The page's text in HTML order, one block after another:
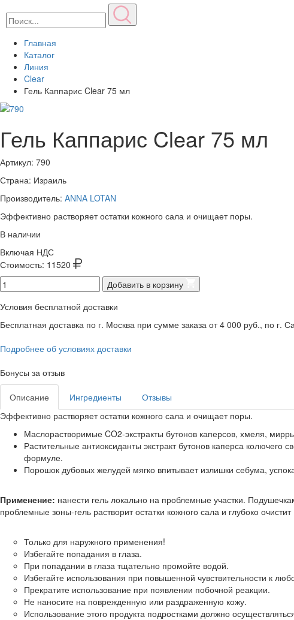
Главная
Каталог
Линия
Clear
Гель Каппарис Clear 75 мл
Гель Каппарис Clear 75 мл
Артикул: 790
Страна: Израиль
Производитель: ANNA LOTAN
Эффективно растворяет остатки кожного сала и очищает поры.
В наличии
Включая НДС
Стоимость: 11520
Добавить в корзину
Условия бесплатной доставки
Бесплатная доставка по г. Москва при сумме заказа от 4 000 руб., по г.
Подробнее об условиях доставки
Бонусы за отзыв
Описание Ингредиенты
Отзывы
Эффективно растворяет остатки кожного сала и очищает поры.
Маслорастворимые CO2-экстракты бутонов каперсов, хмеля,
Растительные антиоксиданты экстракт бутонов каперса
формуле.
Порошок дубовых желудей мягко впитывает излишки себума,
Применение: нанести гель локально на проблемные участки.
проблемные зоны-гель растворит остатки кожного сала и глубоко
Только для наружного применения!
Избегайте попадания в глаза.
При попадании в глаза тщательно промойте водой.
Избегайте использования при повышенной чувствительности к
Прекратите использование при появлении побочной реакции.
Не наносите на поврежденную или раздраженную кожу.
Использование этого продукта подростками должно